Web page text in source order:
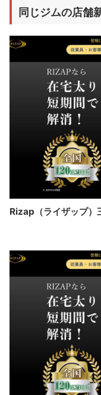
同じジムの店舗
Rizap（ライザップ）